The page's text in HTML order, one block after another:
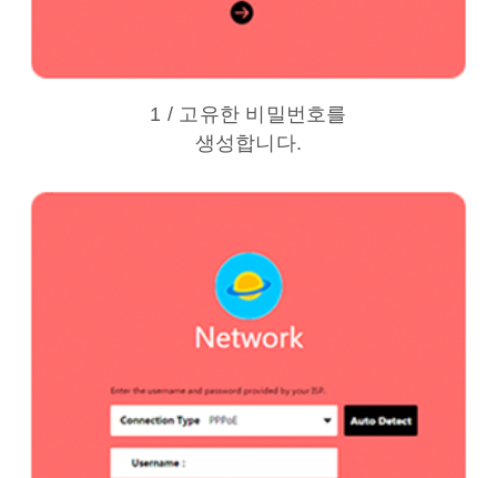
1 / 고유한 비밀번호를
생성합니다.